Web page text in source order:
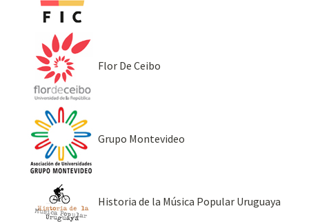
Flor De Ceibo
Grupo Montevideo
Historia de la Música Popular Uruguaya